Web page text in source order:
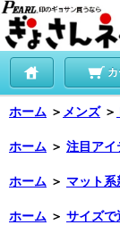
ホーム ＞ メンズ ＞
ホーム ＞ 注目アイ
ホーム ＞ マット
ホーム ＞ サイズで